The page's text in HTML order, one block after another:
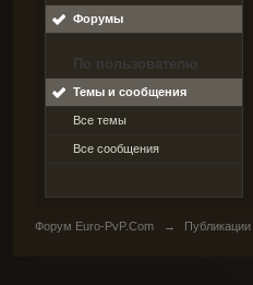
Форумы
По пользователю
Темы и сообщения
Все темы
Все сообщения
Форум Euro-PvP.Com →